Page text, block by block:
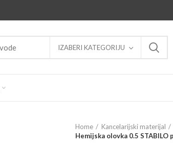
IZABERI KATEGORIJU
Home Kancelarijski materijal
Hemijska olovka 0.5 STABILO